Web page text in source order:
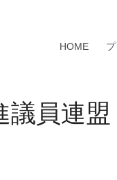
HOME
議員連